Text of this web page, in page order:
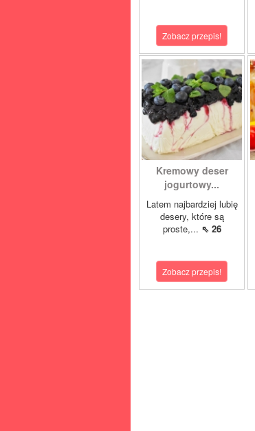
Zobacz przepis!
Kremowy deser
jogurtowy...
Latem najbardziej lubię
desery, które są
proste,... ⇖ 26
Zobacz przepis!